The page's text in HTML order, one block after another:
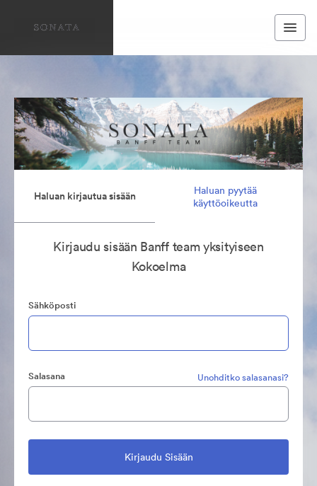
Haluan kirjautua sisään
Haluan pyytää
käyttöoikeutta
Kirjaudu sisään Banff team yksityiseen
Kokoelma
Sähköposti
Salasana Unohditko salasanasi?